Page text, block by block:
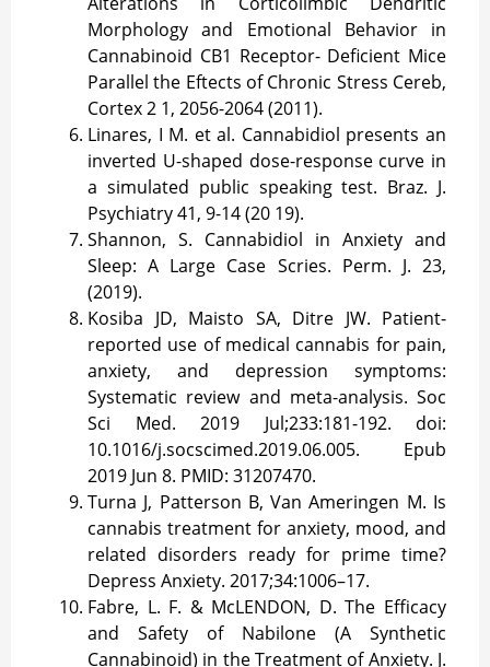
Morphology and Emotional Behavior in
Cannabinoid CB1 Receptor- Deficient Mice
Parallel the Eftects of Chronic Stress Cereb,
Cortex 2 1, 2056-2064 (2011).
Linares, I M. et al. Cannabidiol presents an
inverted U-shaped dose-response curve in
a simulated public speaking test. Braz. J.
Psychiatry 41, 9-14 (20 19).
Shannon, S. Cannabidiol in Anxiety and
Sleep: A Large Case Scries. Perm. J. 23,
(2019).
Kosiba JD, Maisto SA, Ditre JW. Patient-
reported use of medical cannabis for pain,
anxiety, and depression symptoms:
Systematic review and meta-analysis. Soc
Sci Med. 2019 Jul;233:181-192. doi:
10.1016/j.socscimed.2019.06.005. Epub
2019 Jun 8. PMID: 31207470.
Turna J, Patterson B, Van Ameringen M. Is
cannabis treatment for anxiety, mood, and
related disorders ready for prime time?
Depress Anxiety. 2017;34:1006–17.
Fabre, L. F. & McLENDON, D. The Efficacy
and Safety of Nabilone (A Synthetic
Cannabinoid) in the Treatment of Anxiety. J.